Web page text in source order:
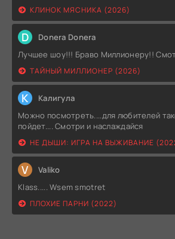
КЛИНОК МЯСНИКА (2026)
D Donera Donera
Лучшее шоу!!! Браво Миллионеру!!
ТАЙНЫЙ МИЛЛИОНЕР (2026)
К Калигула
Можно посмотреть....для любителей
пойдет.... Смотри и наслаждайся
НЕ ДЫШИ: ИГРА НА ВЫЖИВАНИЕ
V Valiko
Klass..... Wsem smotret
ПЛОХИЕ ПАРНИ (2022)